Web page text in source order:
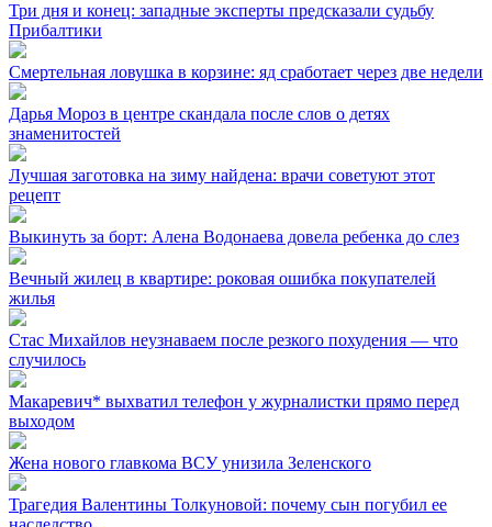
Три дня и конец: западные эксперты предсказали судьбу
Прибалтики
Смертельная ловушка в корзине: яд сработает через две недели
Дарья Мороз в центре скандала после слов о детях
знаменитостей
Лучшая заготовка на зиму найдена: врачи советуют этот
рецепт
Выкинуть за борт: Алена Водонаева довела ребенка до слез
Вечный жилец в квартире: роковая ошибка покупателей
жилья
Стас Михайлов неузнаваем после резкого похудения — что
случилось
Макаревич* выхватил телефон у журналистки прямо перед
выходом
Жена нового главкома ВСУ унизила Зеленского
Трагедия Валентины Толкуновой: почему сын погубил ее